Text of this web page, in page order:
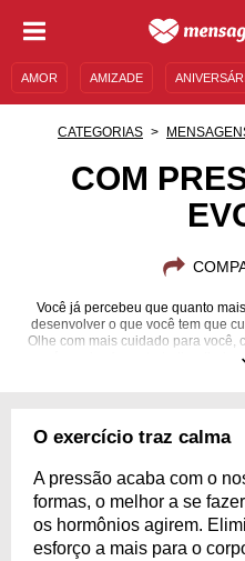
AMOR AMIZADE
CATEGORIAS
COM
Você já percebeu que quanto
desenvolver o que você tem que
Olhe com mais cuidado para você,
que é preciso fazer, trabalhe
O exercício traz calma
A pressão acaba com o
formas, o melhor a se
os hormônios agirem.
esforço a mais para o